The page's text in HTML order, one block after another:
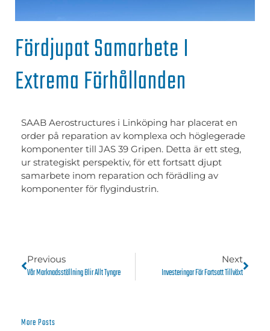
Fördjupat Samarbete I
Extrema Förhållanden
SAAB Aerostructures i Linköping har placerat en
order på reparation av komplexa och höglegerade
komponenter till JAS 39 Gripen. Detta är ett steg,
ur strategiskt perspektiv, för ett fortsatt djupt
samarbete inom reparation och förädling av
komponenter för flygindustrin.
Previous
Vår Marknadsställning Blir Allt Tyngre
Next
Investeringar För Fortsatt Tillväxt
More Posts